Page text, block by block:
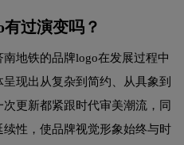
过演变吗？
地铁的品牌logo在发展过程中
现出从复杂到简约、从具象到
更新都紧跟时代审美潮流，同
性，使品牌视觉形象始终与时